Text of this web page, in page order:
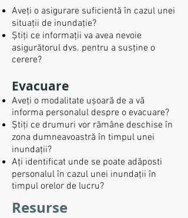
Aveți o asigurare suficientă în cazul unei
situații de inundație?
Știți ce informații va avea nevoie
asigurătorul dvs. pentru a susține o
cerere?
Evacuare
Aveți o modalitate ușoară de a vă
informa personalul despre o evacuare?
Știți ce drumuri vor rămâne deschise în
zona dumneavoastră în timpul unei
inundații?
Ați identificat unde se poate adăposti
personalul în cazul unei inundații în
timpul orelor de lucru?
Resurse